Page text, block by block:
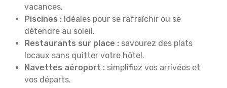
vacances.
Piscines : Idéales pour se rafraîchir ou se
détendre au soleil.
Restaurants sur place : savourez des plats
locaux sans quitter votre hôtel.
Navettes aéroport : simplifiez vos arrivées et
vos départs.